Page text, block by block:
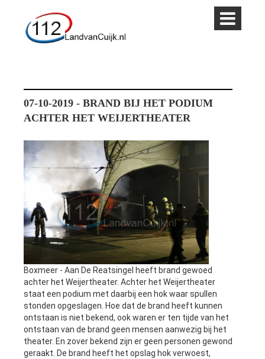
07-10-2019 - BRAND BIJ HET PODIUM
ACHTER HET WEIJERTHEATER
Boxmeer - Aan De Reatsingel heeft brand gewoed
achter het Weijertheater. Achter het Weijertheater
staat een podium met daarbij een hok waar spullen
stonden opgeslagen. Hoe dat de brand heeft kunnen
ontstaan is niet bekend, ook waren er ten tijde van het
ontstaan van de brand geen mensen aanwezig bij het
theater. En zover bekend zijn er geen personen gewond
geraakt. De brand heeft het opslag hok verwoest,